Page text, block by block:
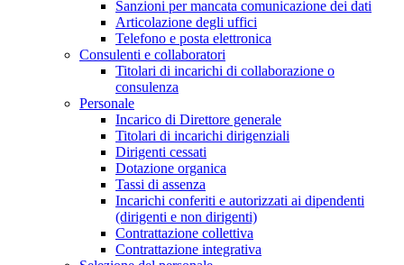
Sanzioni per mancata comunicazione dei dati
Articolazione degli uffici
Telefono e posta elettronica
Consulenti e collaboratori
Titolari di incarichi di collaborazione o
consulenza
Personale
Incarico di Direttore generale
Titolari di incarichi dirigenziali
Dirigenti cessati
Dotazione organica
Tassi di assenza
Incarichi conferiti e autorizzati ai dipendenti
(dirigenti e non dirigenti)
Contrattazione collettiva
Contrattazione integrativa